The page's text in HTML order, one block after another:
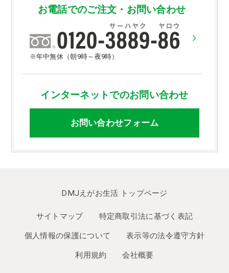
お電話でのご注文・お問い合わせ
※年中無休（朝9時～夜9時）
インターネットでのお問い合わせ
お問い合わせフォーム
DMJえがお生活 トップページ
サイトマップ 特定商取引法に基づく表記
個人情報の保護について 表示等の法令遵守方針
利用規約 会社概要